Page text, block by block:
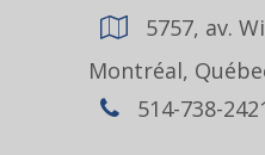
5757, av.
Montréal,
514-738-